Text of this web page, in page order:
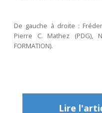
De gauche à droite :
Pierre C. Mathez (PDG),
FORMATION).
Lire